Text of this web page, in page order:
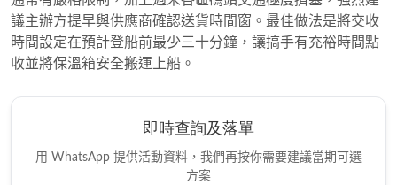
議主辦方提早與供應商確認送貨時間窗。最佳做法是將交收
時間設定在預計登船前最少三十分鐘，讓搞手有充裕時間點
收並將保溫箱安全搬運上船。
即時查詢及落單
用 WhatsApp 提供活動資料，我們再按你需要建議當期可選
方案